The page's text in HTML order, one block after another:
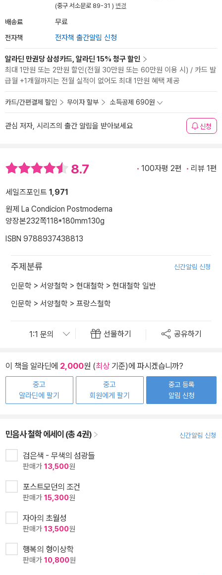
(중구 서소문로 89-31 ) 변경
배송료 무료
전자책 전자책 출간알림 신청
알라딘 만권당 삼성카드, 알라딘 15% 청구 할인
최대 1만원 또는 2만원 할인(전월 30만원 또는 60만원 이용 시) / 카드 발
급월 +1개월까지는 전월 실적이 없어도 최대 1만원 혜택 제공
카드/간편결제 할인 무이자 할부 소득공제 690원
관심 저자, 시리즈의 출간 알림을 받아보세요 신청
8.7 100자평 2편 리뷰 1편
세일즈포인트 1,971
원제 La Condicion Postmoderna
양장본232쪽118*180mm130g
ISBN 9788937438813
주제분류 신간알림 신청
인문학 > 서양철학 > 현대철학 > 현대철학 일반
인문학 > 서양철학 > 프랑스철학
선물하기 공유하기
이 책을 알라딘에 2,000원 (최상기준)에 파시겠습니까?
중고
알라딘에 팔기
중고
회원에게 팔기
중고 등록
알림 신청
민음사 철학 에세이 (총 4권) 신간알림 신청
검은색 - 무색의 섬광들
판매가 13,500원
포스트모던의 조건
판매가 15,300원
자아의 초월성
판매가 13,500원
행복의 형이상학
판매가 10,800원